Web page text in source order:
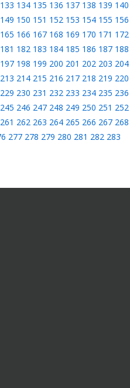
133 134 135 136 137 138 139 140
149 150 151 152 153 154 155 156
165 166 167 168 169 170 171 172
181 182 183 184 185 186 187 188
197 198 199 200 201 202 203 204
213 214 215 216 217 218 219 220
229 230 231 232 233 234 235 236
245 246 247 248 249 250 251 252
261 262 263 264 265 266 267 268
277 278 279 280 281 282 283